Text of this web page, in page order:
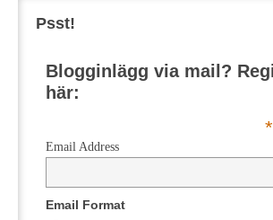
Psst!
Blogginlägg via mail?
här:
*
Email Address
Email Format